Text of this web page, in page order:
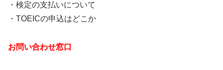
・検定の支払いについて
・TOEICの申込はどこか
お問い合わせ窓口